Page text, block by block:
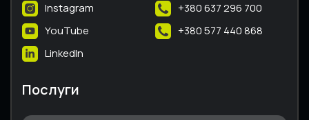
Instagram
YouTube
LinkedIn
+380 637 296 700
+380 577 440 868
Послуги